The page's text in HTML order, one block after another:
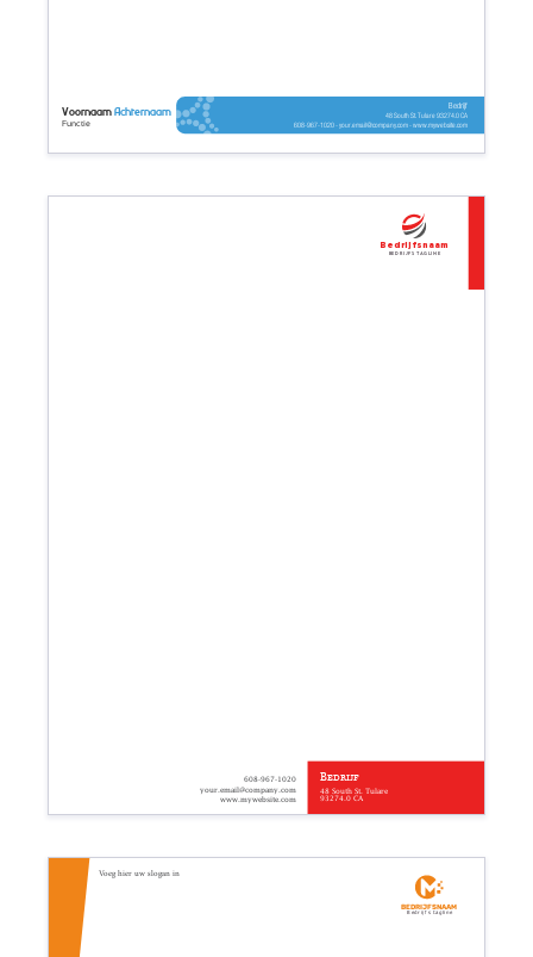
608-967-1020 - your.email@company.com - www.mywebsite.com
48 South St. Tulare 93274.0 CA
Functie
Bedrijf
VoornaamAchternaam
48 South St. Tulare
93274.0 CA
608-967-1020
www.mywebsite.com
your.email@company.com
Bedrijf
Bedrijfsnaam
Bedrijfs tagline
Voeg hier uw slogan in
Bedrijfsnaam
Bedrijfs tagline